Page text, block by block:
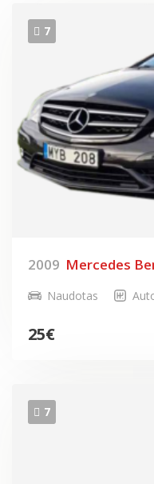
7
2009 Mercedes
Naudotas
25€
7